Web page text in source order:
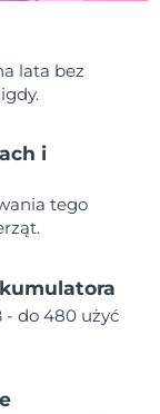
lata bez
i
tego
- do 480 użyć